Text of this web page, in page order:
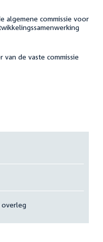
algemene commissie voor
van de vaste commissie
overleg